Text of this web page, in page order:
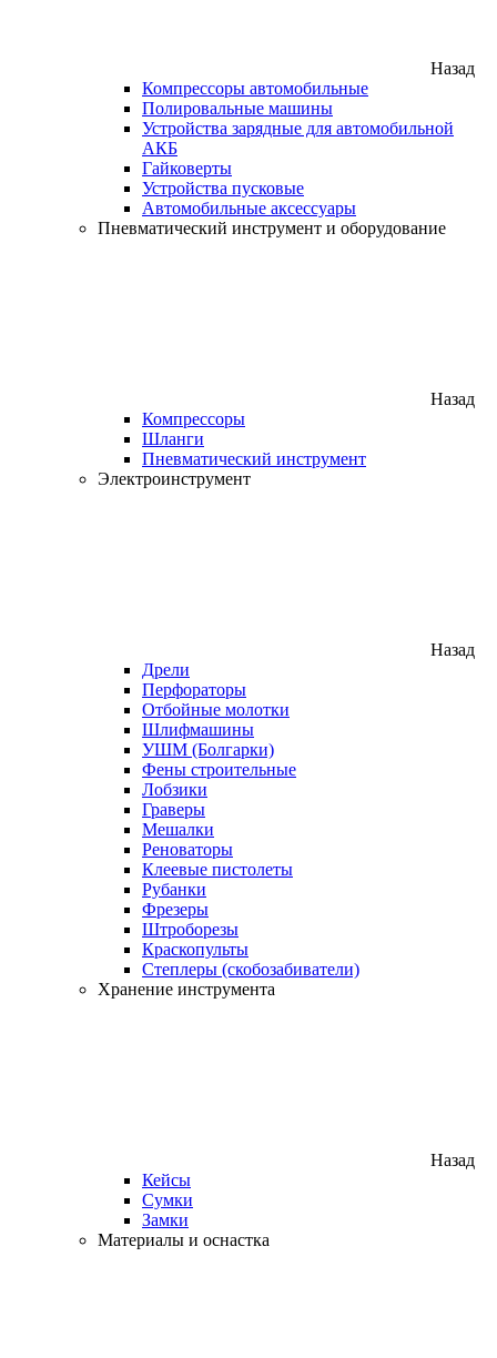
Назад
Компрессоры автомобильные
Полировальные машины
Устройства зарядные для автомобильной
АКБ
Гайковерты
Устройства пусковые
Автомобильные аксессуары
Пневматический инструмент и оборудование
Назад
Компрессоры
Шланги
Пневматический инструмент
Электроинструмент
Назад
Дрели
Перфораторы
Отбойные молотки
Шлифмашины
УШМ (Болгарки)
Фены строительные
Лобзики
Граверы
Мешалки
Реноваторы
Клеевые пистолеты
Рубанки
Фрезеры
Штроборезы
Краскопульты
Степлеры (скобозабиватели)
Хранение инструмента
Назад
Кейсы
Сумки
Замки
Материалы и оснастка